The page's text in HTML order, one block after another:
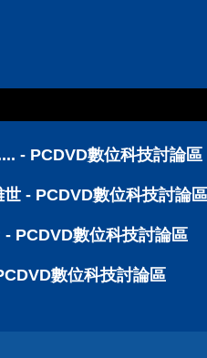
- PCDVD數位科技討論區
- PCDVD數位科技討論區
PCDVD數位科技討論區
數位科技討論區